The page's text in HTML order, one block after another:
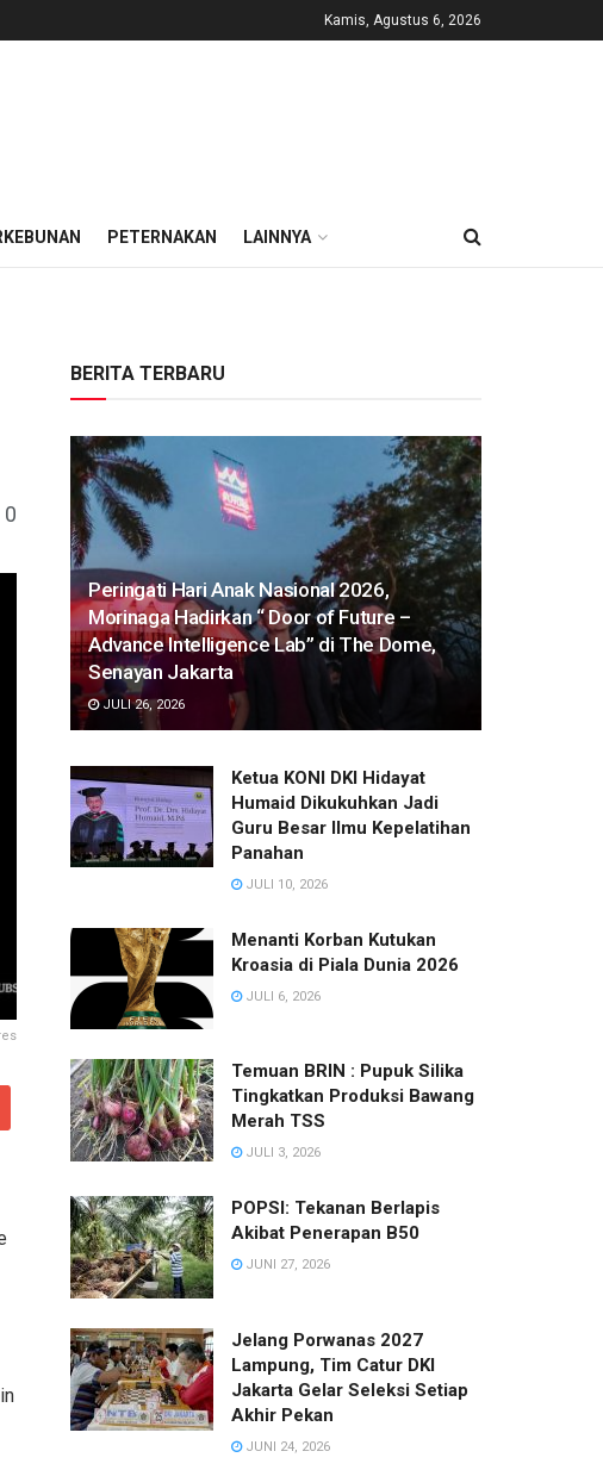
Kamis, Agustus 6, 2026
PETERNAKAN LAINNYA
0
BERITA TERBARU
Peringati Hari Anak Nasional 2026,
Morinaga Hadirkan “ Door of Future –
Advance Intelligence Lab” di The Dome,
Senayan Jakarta
JULI 26, 2026
Ketua KONI DKI Hidayat
Humaid Dikukuhkan Jadi
Guru Besar Ilmu Kepelatihan
Panahan
JULI 10, 2026
Menanti Korban Kutukan
Kroasia di Piala Dunia 2026
JULI 6, 2026
Temuan BRIN : Pupuk Silika
Tingkatkan Produksi Bawang
Merah TSS
JULI 3, 2026
POPSI: Tekanan Berlapis
Akibat Penerapan B50
JUNI 27, 2026
Jelang Porwanas 2027
Lampung, Tim Catur DKI
Jakarta Gelar Seleksi Setiap
Akhir Pekan
JUNI 24, 2026